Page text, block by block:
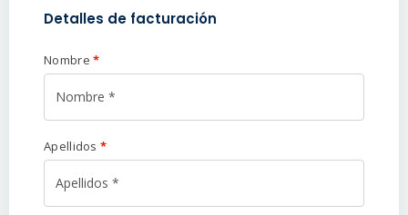
Detalles de facturación
Nombre*
Apellidos *